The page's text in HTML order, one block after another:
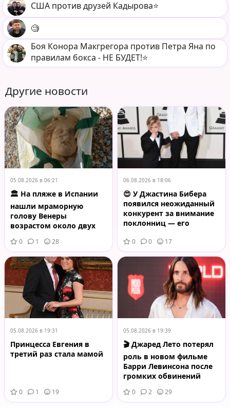
США против друзей Кадырова⭐️
🧐
Боя Конора Макгрегора против Петра Яна по
правилам бокса - НЕ БУДЕТ!⭐️
Другие новости
05.08.2026 в 06:21
🏛️ На пляже в Испании
нашли мраморную
голову Венеры
возрастом около двух
0 1 28
06.08.2026 в 18:06
😍 У Джастина Бибера
появился неожиданный
конкурент за внимание
поклонниц — его
младший брат Джексон
0 0 17
05.08.2026 в 19:31
Принцесса Евгения в
третий раз стала мамой
0 1 19
05.08.2026 в 19:39
🎬 Джаред Лето потерял
роль в новом фильме
Барри Левинсона после
громких обвинений
0 2 29